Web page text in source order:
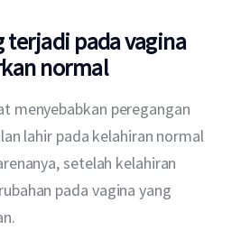
terjadi pada vagina
normal
menyebabkan peregangan
lahir pada kelahiran normal
setelah kelahiran
pada vagina yang